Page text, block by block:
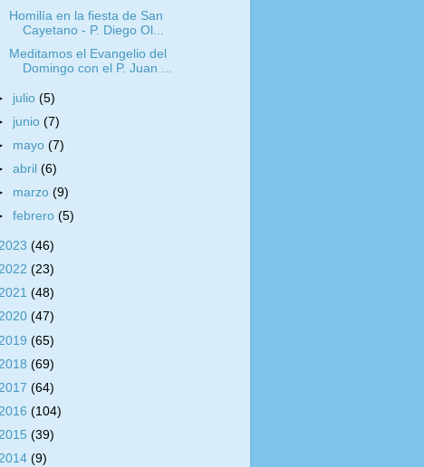
Homilía en la fiesta de San
Cayetano - P. Diego Ol...
Meditamos el Evangelio del
Domingo con el P. Juan ...
julio(5)
junio(7)
mayo(7)
abril(6)
marzo(9)
febrero(5)
(46)
(23)
(48)
(47)
2019 (65)
2018 (69)
2017 (64)
2016 (104)
(39)
(9)